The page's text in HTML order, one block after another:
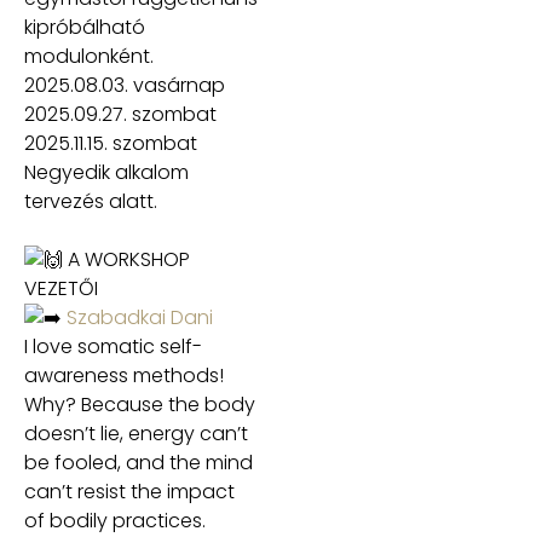
kipróbálható
modulonként.
2025.08.03. vasárnap
2025.09.27. szombat
2025.11.15. szombat
Negyedik alkalom
tervezés alatt.
A WORKSHOP
VEZETŐI
Szabadkai Dani
I love somatic self-
awareness methods!
Why? Because the body
doesn’t lie, energy can’t
be fooled, and the mind
can’t resist the impact
of bodily practices.